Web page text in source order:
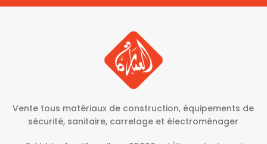
Vente tous matériaux de construction, équipements de
sécurité, sanitaire, carrelage et électroménager